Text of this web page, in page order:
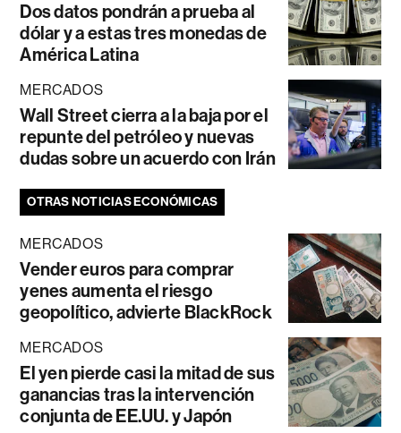
Dos datos pondrán a prueba al
dólar y a estas tres monedas de
América Latina
MERCADOS
Wall Street cierra a la baja por el
repunte del petróleo y nuevas
dudas sobre un acuerdo con Irán
OTRAS NOTICIAS ECONÓMICAS
MERCADOS
Vender euros para comprar
yenes aumenta el riesgo
geopolítico, advierte BlackRock
MERCADOS
El yen pierde casi la mitad de sus
ganancias tras la intervención
conjunta de EE.UU. y Japón